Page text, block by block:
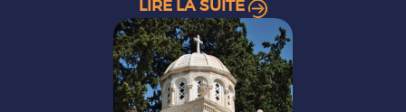
LIRE LA SUITE